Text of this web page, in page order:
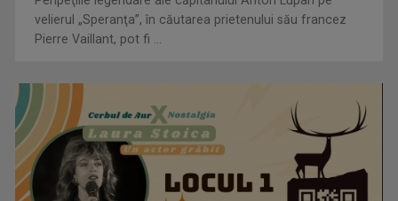
Sănătatea copiilor, la ruleta rusească: Nevaccinarea
împotriva rujeolei a ...
Peripeţiile legendare ale căpitanului Anton Lupan pe
velierul „Speranţa”, în căutarea prietenului său francez